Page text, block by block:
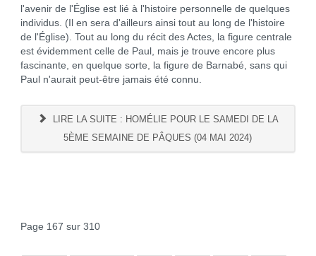
l'avenir de l'Église est lié à l'histoire personnelle de quelques
individus. (Il en sera d'ailleurs ainsi tout au long de l'histoire
de l'Église). Tout au long du récit des Actes, la figure centrale
est évidemment celle de Paul, mais je trouve encore plus
fascinante, en quelque sorte, la figure de Barnabé, sans qui
Paul n'aurait peut-être jamais été connu.
LIRE LA SUITE : HOMÉLIE POUR LE SAMEDI DE LA
5ÈME SEMAINE DE PÂQUES (04 MAI 2024)
Page 167 sur 310